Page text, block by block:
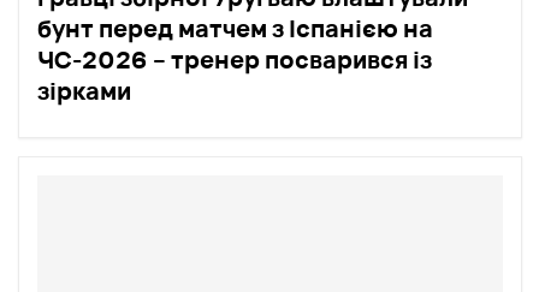
бунт перед матчем з Іспанією на
ЧС-2026 – тренер посварився із
зірками